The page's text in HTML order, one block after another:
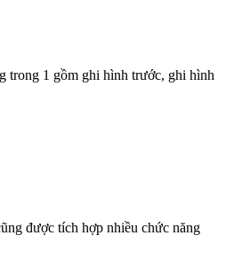
trong 1 gồm ghi hình trước, ghi hình
được tích hợp nhiều chức năng